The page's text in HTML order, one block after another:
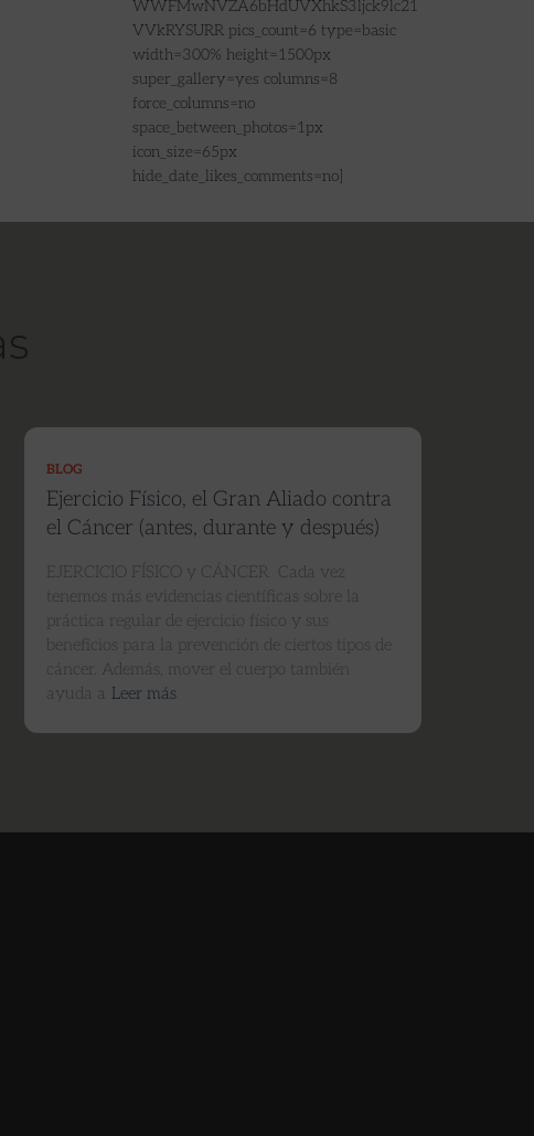
WWFMwNVZA6bHdUVXhkS3ljck9lc21
VVkRYSURR pics_count=6 type=basic
width=300% height=1500px
super_gallery=yes columns=8
force_columns=no
space_between_photos=1px
icon_size=65px
hide_date_likes_comments=no]
BLOG
Ejercicio Físico, el Gran Aliado contra
el Cáncer (antes, durante y después)
EJERCICIO FÍSICO y CÁNCER Cada vez
tenemos más evidencias científicas sobre la
práctica regular de ejercicio físico y sus
beneficios para la prevención de ciertos tipos de
cáncer. Además, mover el cuerpo también
ayuda a Leer más